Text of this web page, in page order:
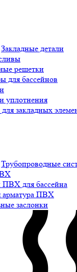
Закладные детали
решетки
для бассейнов
уплотнения
для закладных
Трубопроводные
для бассейна
арматура ПВХ
заслонки